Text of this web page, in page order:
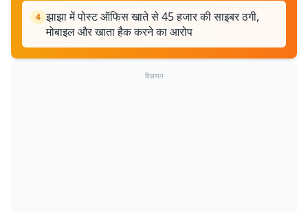
4 झाझा में पोस्ट ऑफिस खाते से 45 हजार की साइबर ठगी,
मोबाइल और खाता हैक करने का आरोप
विज्ञापन